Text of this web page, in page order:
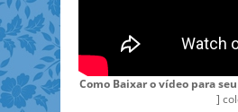
Como Baixar o vídeo para
]